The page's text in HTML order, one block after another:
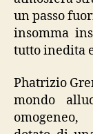
un passo
insomma
tutto inedita
Phatrizio
mondo